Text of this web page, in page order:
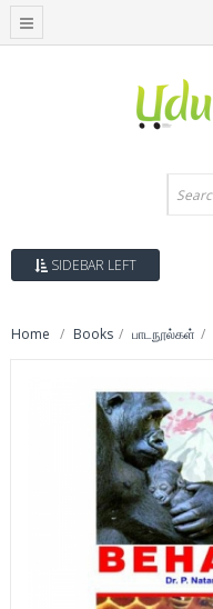
SIDEBAR LEFT
Home Books பாடநூல்கள்